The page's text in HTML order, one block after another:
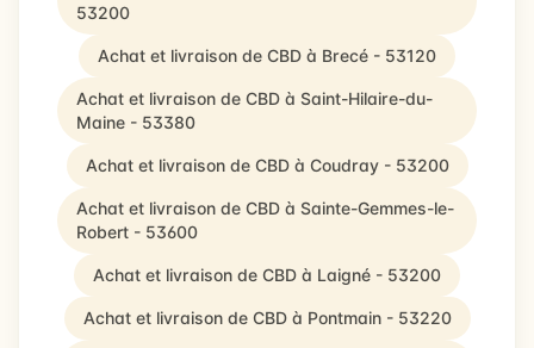
53200
Achat et livraison de CBD à Brecé - 53120
Achat et livraison de CBD à Saint-Hilaire-du-
Maine - 53380
Achat et livraison de CBD à Coudray - 53200
Achat et livraison de CBD à Sainte-Gemmes-le-
Robert - 53600
Achat et livraison de CBD à Laigné - 53200
Achat et livraison de CBD à Pontmain - 53220